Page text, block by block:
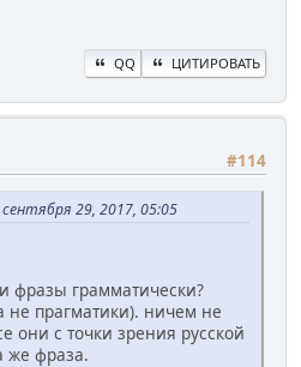
QQ ЦИТИРОВАТЬ
#114
29, 2017, 05:05
фразы грамматически?
прагматики). ничем не
они с точки зрения русской
же фраза.